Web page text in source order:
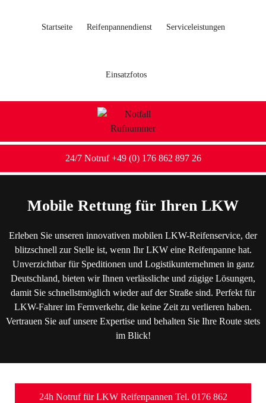
Startseite Reifenpannendienst Serviceleistungen
Einsatzfotos
24/7 Notruf +49 (0) 176 862 897 26
Mobile Rettung für Ihren LKW
Erleben Sie unseren innovativen mobilen LKW-Reifenservice, der
blitzschnell zur Stelle ist, wenn Ihr LKW eine Reifenpanne hat.
Unverzichtbar für Speditionen und Logistikunternehmen in ganz
Deutschland, bieten wir Ihnen verlässliche und zügige Lösungen,
damit Sie schnellstmöglich wieder auf der Straße sind. Perfekt für
LKW-Fahrer im Fernverkehr, die keine Zeit zu verlieren haben.
Vertrauen Sie auf unsere Expertise und behalten Sie Ihre Route stets
im Blick!
24h Notruf für LKW Reifenpannen Tel. 0176 862